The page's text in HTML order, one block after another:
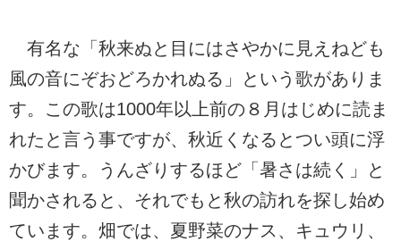
有名な「秋来ぬと目にはさやかに見えねども
風の音にぞおどろかれぬる」という歌がありま
す。この歌は1000年以上前の８月はじめに読ま
れたと言う事ですが、秋近くなるとつい頭に浮
かびます。うんざりするほど「暑さは続く」と
聞かされると、それでもと秋の訪れを探し始め
ています。畑では、夏野菜のナス、キュウリ、